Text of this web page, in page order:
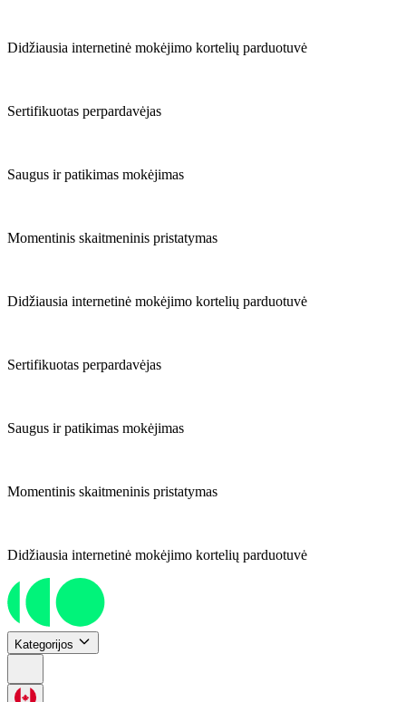
Didžiausia internetinė mokėjimo kortelių parduotuvė
Sertifikuotas perpardavėjas
Saugus ir patikimas mokėjimas
Momentinis skaitmeninis pristatymas
Didžiausia internetinė mokėjimo kortelių parduotuvė
Sertifikuotas perpardavėjas
Saugus ir patikimas mokėjimas
Momentinis skaitmeninis pristatymas
Didžiausia internetinė mokėjimo kortelių parduotuvė
Kategorijos